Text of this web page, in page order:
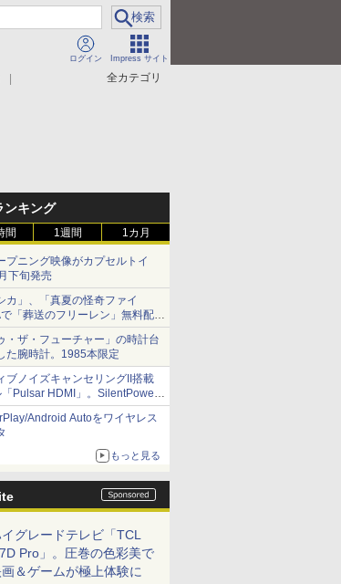
ログイン Impress サイト
全カテゴリ
ンキング
間 1週間 1カ月
プニング映像がカプセルトイ
下旬発売
カ」、「真夏の怪奇ファイ
「葬送のフリーレン」無料配信
・配信情報
・ザ・フューチャー」の時計台
た腕時計。1985本限定
ブノイズキャンセリングII搭載
Pulsar HDMI」。SilentPower
Android Autoをワイヤレス
もっと見る
グレードテレビ「TCL
Pro」。圧巻の色彩美で
＆ゲームが極上体験に